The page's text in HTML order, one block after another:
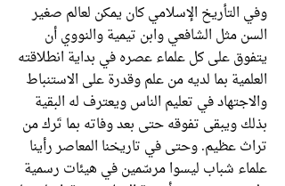
وفي التأريخ الإسلامي كان يمكن لعالم صغير
السن مثل الشافعي وابن تيمية والنووي أن
يتفوق على كل علماء عصره في بداية انطلاقته
العلمية بما لديه من علم وقدرة على الاستنباط
والاجتهاد في تعليم الناس ويعترف له البقية
بذلك ويبقى تفوقه حتى بعد وفاته بما تَرك من
تراث عظيم. وحتى في تاريخنا المعاصر رأينا
علماء شباب ليسوا مرسّمين في هيئات رسمية